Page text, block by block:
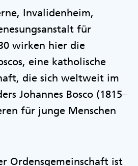
Invalidenheim,
für
wirken hier die
eine katholische
die sich weltweit im
Johannes Bosco (1815–
für junge Menschen
Ordensgemeinschaft ist